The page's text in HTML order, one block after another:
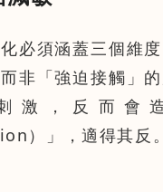
必須涵蓋三個維
而非「強迫接觸」
激，反而會
）」，適得其反。